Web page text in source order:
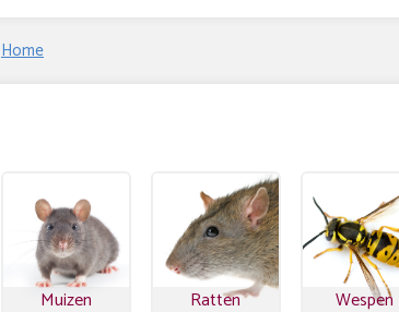
Home
Muizen Ratten Wespen